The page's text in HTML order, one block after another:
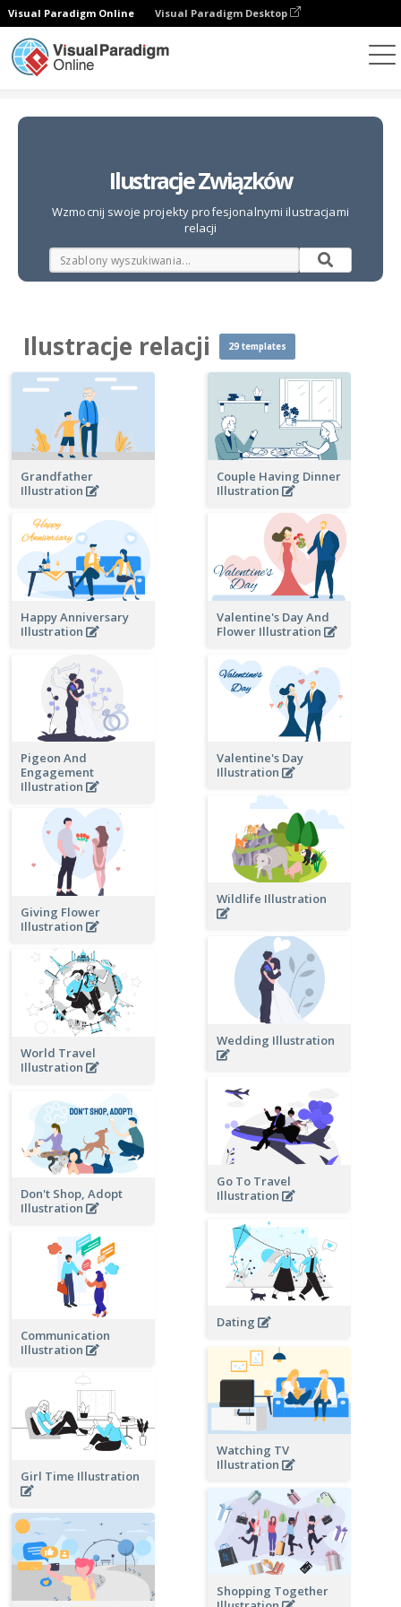
Visual Paradigm Online Visual Paradigm Desktop
Ilustracje Związków
Wzmocnij swoje projekty profesjonalnymi ilustracjami
relacji
Ilustracje relacji 29 templates
Grandfather
Illustration
Couple Having Dinner
Illustration
Happy Anniversary
Illustration
Valentine's Day And
Flower Illustration
Pigeon And
Engagement
Illustration
Valentine's Day
Illustration
Wildlife Illustration
Giving Flower
Illustration
Wedding Illustration
World Travel
Illustration
Go To Travel
Illustration
Don't Shop, Adopt
Illustration
Dating
Communication
Illustration
Watching TV
Illustration
Girl Time Illustration
Shopping Together